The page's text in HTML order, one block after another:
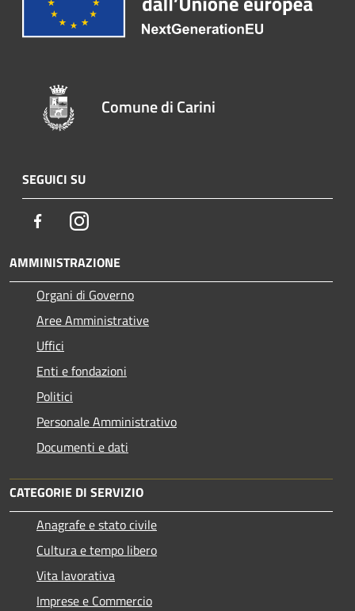
Comune di Carini
SEGUICI SU
FacebookInstagram
AMMINISTRAZIONE
Organi di Governo
Aree Amministrative
Uffici
Enti e fondazioni
Politici
Personale Amministrativo
Documenti e dati
CATEGORIE DI SERVIZIO
Anagrafe e stato civile
Cultura e tempo libero
Vita lavorativa
Imprese e Commercio